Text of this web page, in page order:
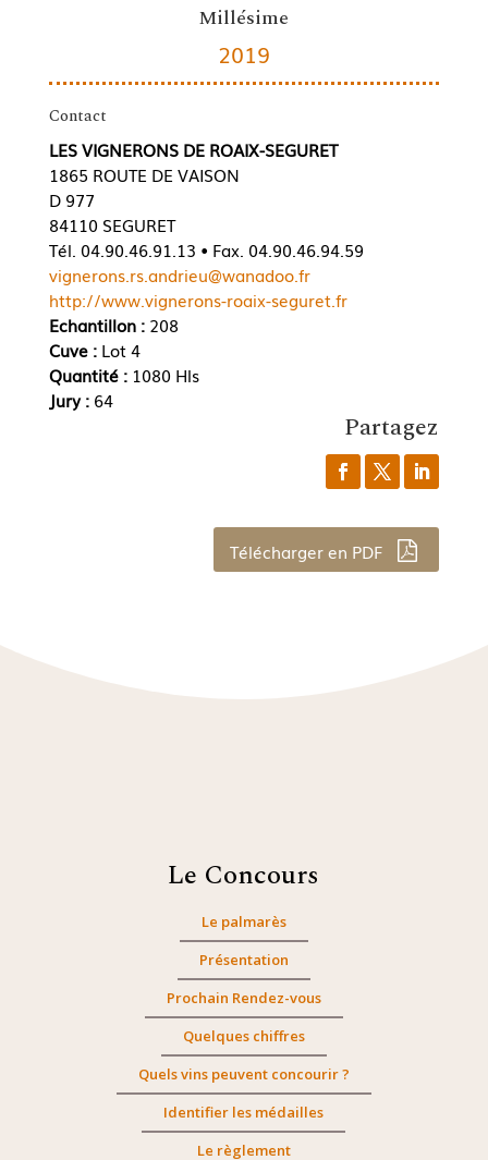
Millésime
2019
Contact
LES VIGNERONS DE ROAIX-SEGURET
1865 ROUTE DE VAISON
D 977
84110 SEGURET
Tél. 04.90.46.91.13 • Fax. 04.90.46.94.59
vignerons.rs.andrieu@wanadoo.fr
http://www.vignerons-roaix-seguret.fr
Echantillon :208
Cuve : Lot 4
Quantité : 1080 Hls
Jury : 64
Partagez
Télécharger en PDF
Le Concours
Le palmarès
Présentation
Prochain Rendez-vous
Quelques chiffres
Quels vins peuvent concourir ?
Identifier les médailles
Le règlement